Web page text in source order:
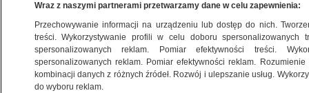
15.01.2012, 11:17
Udostępnij
Wraz z naszymi partnerami przetwarzamy dane w celu zapewnienia:
Przechowywanie informacji na urządzeniu lub dostęp do nich.
treści. Wykorzystywanie profili w celu doboru spersonalizowanych
spersonalizowanych reklam. Pomiar efektywności treści.
spersonalizowanych reklam. Pomiar efektywności reklam.
kombinacji danych z różnych źródeł. Rozwój i ulepszanie usług.
do wyboru reklam.